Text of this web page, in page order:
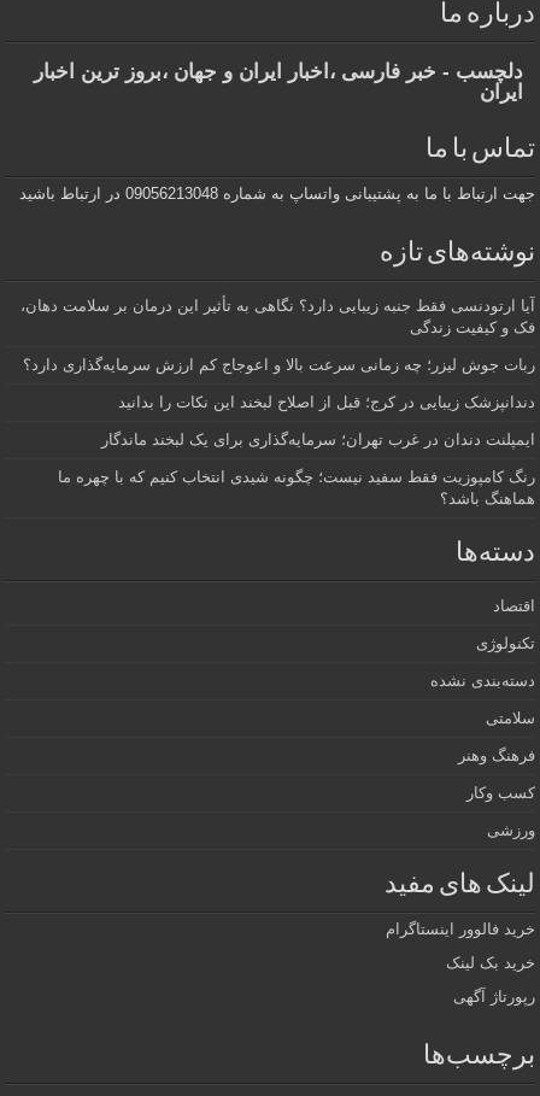
درباره ما
دلچسب - خبر فارسی ،اخبار ایران و جهان ،بروز ترین اخبار
ایران
تماس با ما
جهت ارتباط با ما به پشتیبانی واتساپ به شماره 09056213048 در ارتباط باشید
نوشته‌های تازه
آیا ارتودنسی فقط جنبه زیبایی دارد؟ نگاهی به تأثیر این درمان بر سلامت دهان،
فک و کیفیت زندگی
ربات جوش لیزر؛ چه زمانی سرعت بالا و اعوجاج کم ارزش سرمایه‌گذاری دارد؟
دندانپزشک زیبایی در کرج؛ قبل از اصلاح لبخند این نکات را بدانید
ایمپلنت دندان در غرب تهران؛ سرمایه‌گذاری برای یک لبخند ماندگار
رنگ کامپوزیت فقط سفید نیست؛ چگونه شیدی انتخاب کنیم که با چهره ما
هماهنگ باشد؟
دسته‌ها
اقتصاد
تکنولوژی
دسته‌بندی نشده
سلامتی
فرهنگ وهنر
کسب وکار
ورزشی
لینک های مفید
خرید فالوور اینستاگرام
خرید بک لینک
رپورتاژ آگهی
برچسب‌ها